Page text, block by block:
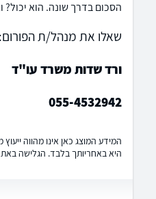
הסכום בדרך שונה. הוא
שאלו את מנהל/ת הפורום:
ורד שדות משרד עו"ד
055-4532942
המידע המוצג כאן אינו מהווה
היא באחריותך בלבד. הגלישה